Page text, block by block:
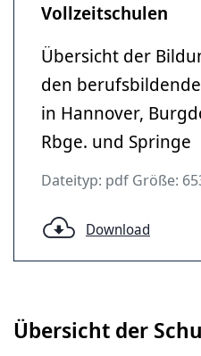
Vollzeitschulen
Übersicht der
den
in Hannover,
Rbge. und Springe
Dateityp: pdf Größe:
Download
Übersicht der